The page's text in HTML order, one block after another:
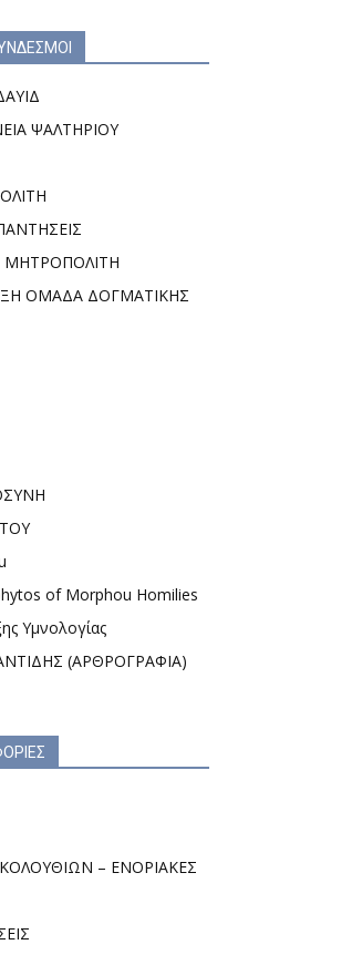
ΨΑΛΤΗΡΙΟΥ
ΜΗΤΡΟΠΟΛΙΤΗ
ΟΜΑΔΑ ΔΟΓΜΑΤΙΚΗΣ
of Morphou Homilies
Υμνολογίας
(ΑΡΘΡΟΓΡΑΦΙΑ)
– ΕΝΟΡΙΑΚΕΣ